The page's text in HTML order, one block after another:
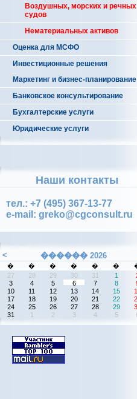
Воздушных, морских и речных
судов
Нематериальных активов
Оценка для МСФО
Инвестиционные решения
Маркетинг и бизнес-планирование
Банковское консультирование
Бухгалтерские услуги
Юридические услуги
Наши контакты
тел.: +7 (495) 367-13-77
e-mail: greko@cgconsult.ru